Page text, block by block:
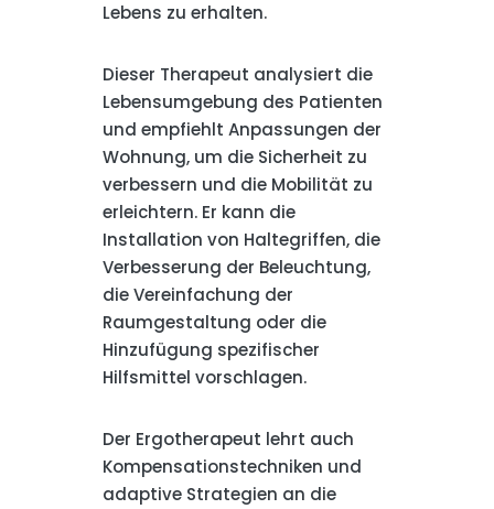
Lebens zu erhalten.
Dieser Therapeut analysiert die
Lebensumgebung des Patienten
und empfiehlt Anpassungen der
Wohnung, um die Sicherheit zu
verbessern und die Mobilität zu
erleichtern. Er kann die
Installation von Haltegriffen, die
Verbesserung der Beleuchtung,
die Vereinfachung der
Raumgestaltung oder die
Hinzufügung spezifischer
Hilfsmittel vorschlagen.
Der Ergotherapeut lehrt auch
Kompensationstechniken und
adaptive Strategien an die